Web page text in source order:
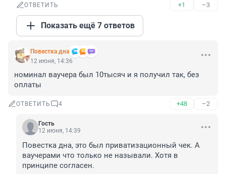
ОТВЕТИТЬ +1 –3
Показать ещё 7 ответов
Повестка дна
12 июня, 14:36
номинал ваучера был 10тысяч и я получил так, без
оплаты
ОТВЕТИТЬ 4 +48 –2
Гость
12 июня, 14:39
Повестка дна, это был приватизационный чек. А
ваучерами что только не называли. Хотя в
принципе согласен.